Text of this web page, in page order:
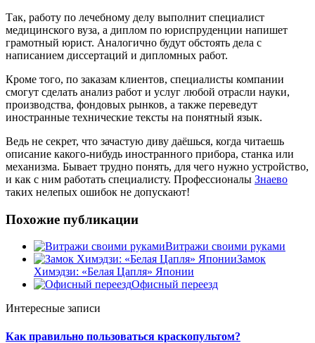
Так, работу по лечебному делу выполнит специалист
медицинского вуза, а диплом по юриспруденции напишет
грамотный юрист. Аналогично будут обстоять дела с
написанием диссертаций и дипломных работ.
Кроме того, по заказам клиентов, специалисты компании
смогут сделать анализ работ и услуг любой отрасли науки,
производства, фондовых рынков, а также переведут
иностранные технические тексты на понятный язык.
Ведь не секрет, что зачастую диву даёшься, когда читаешь
описание какого-нибудь иностранного прибора, станка или
механизма. Бывает трудно понять, для чего нужно устройство,
и как с ним работать специалисту. Профессионалы Знаево
таких нелепых ошибок не допускают!
Похожие публикации
Витражи своими руками
Замок
Химэдзи: «Белая Цапля» Японии
Офисный переезд
Интересные записи
Как правильно пользоваться краскопультом?